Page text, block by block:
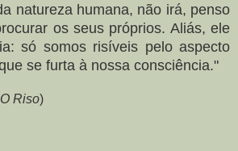
natureza humana, não irá, penso
os seus próprios. Aliás, ele
só somos risíveis pelo aspecto
se furta à nossa consciência."
O Riso)